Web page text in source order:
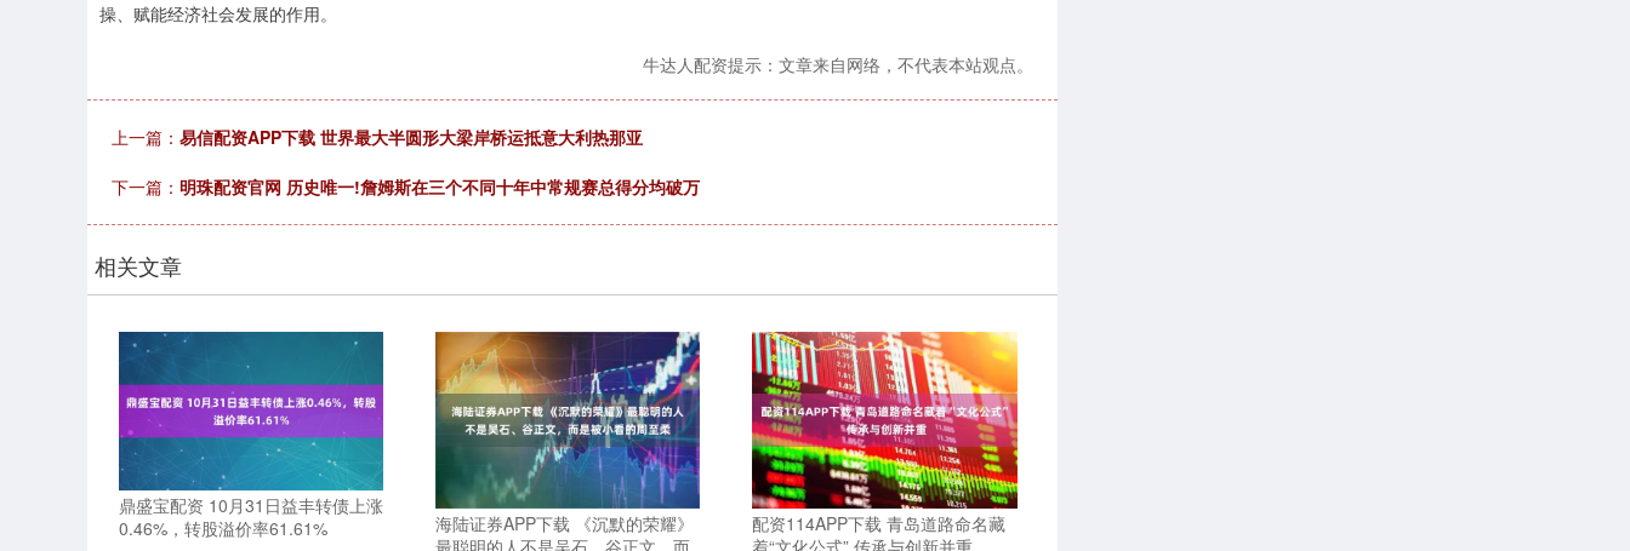
操、赋能经济社会发展的作用。
牛达人配资提示：文章来自网络，不代表本站观点。
上一篇： 易信配资APP下载 世界最大半圆形大梁岸桥运抵意大利热那亚
下一篇： 明珠配资官网 历史唯一!詹姆斯在三个不同十年中常规赛总得分均破万
相关文章
鼎盛宝配资 10月31日益丰转债上涨
0.46%，转股溢价率61.61%
海陆证券APP下载 《沉默的荣耀》
最聪明的人不是吴石、谷正文，而
配资114APP下载 青岛道路命名藏
着“文化公式” 传承与创新并重